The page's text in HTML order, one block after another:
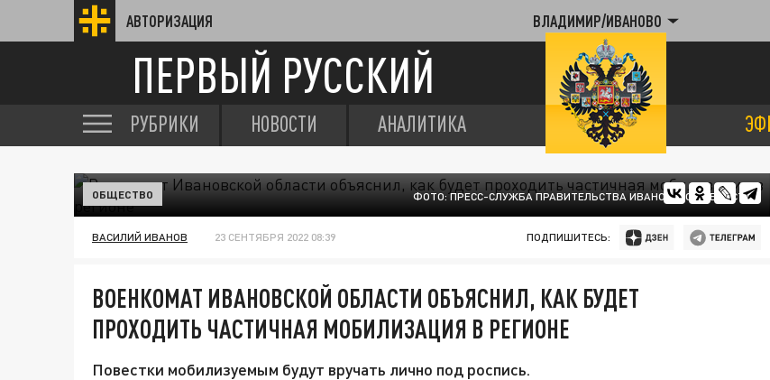
АВТОРИЗАЦИЯ ВЛАДИМИР/ИВАНОВО
ПЕРВЫЙ РУССКИЙ
РУБРИКИ НОВОСТИ АНАЛИТИКА
ФОТО: ПРЕСС-СЛУЖБА ПРАВИТЕЛЬСТВА ИВАНОВСКОЙ ОБЛАСТИ
ОБЩЕСТВО
ВАСИЛИЙ ИВАНОВ 23 СЕНТЯБРЯ 2022 08:39 ПОДПИШИТЕСЬ:
ВОЕНКОМАТ ИВАНОВСКОЙ ОБЛАСТИ ОБЪЯСНИЛ, КАК БУДЕТ
ПРОХОДИТЬ ЧАСТИЧНАЯ МОБИЛИЗАЦИЯ В РЕГИОНЕ
Повестки мобилизуемым будут вручать лично под роспись.